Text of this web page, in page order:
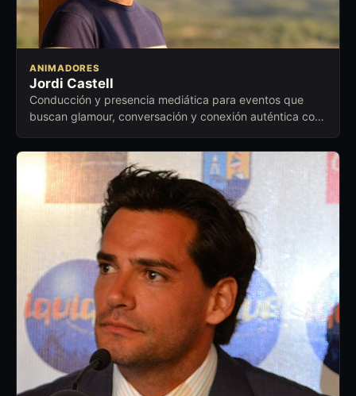
ANIMADORES
Jordi Castell
Conducción y presencia mediática para eventos que
buscan glamour, conversación y conexión auténtica con